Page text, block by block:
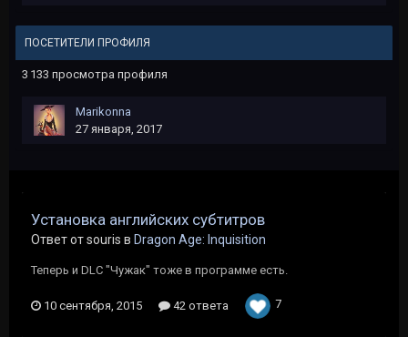
ПОСЕТИТЕЛИ ПРОФИЛЯ
3 133 просмотра профиля
Marikonna
27 января, 2017
Установка английских субтитров
Ответ от souris в Dragon Age: Inquisition
Теперь и DLC "Чужак" тоже в программе есть.
10 сентября, 2015 42 ответа 7